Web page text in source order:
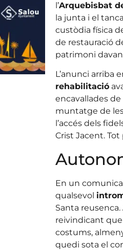
l’Arquebisbat
la junta i el
custòdia física
de restauració
patrimoni
L’anunci arriba
rehabilitació
encavallades
muntatge de
l’accés dels
Crist Jacent.
En un
qualsevol
Santa
reivindicant
costums,
quedi sota el